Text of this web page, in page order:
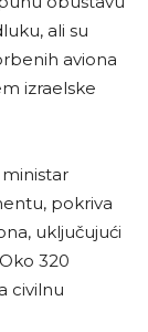
ali su
aviona
izraelske
pokriva
uključujući
320
civilnu